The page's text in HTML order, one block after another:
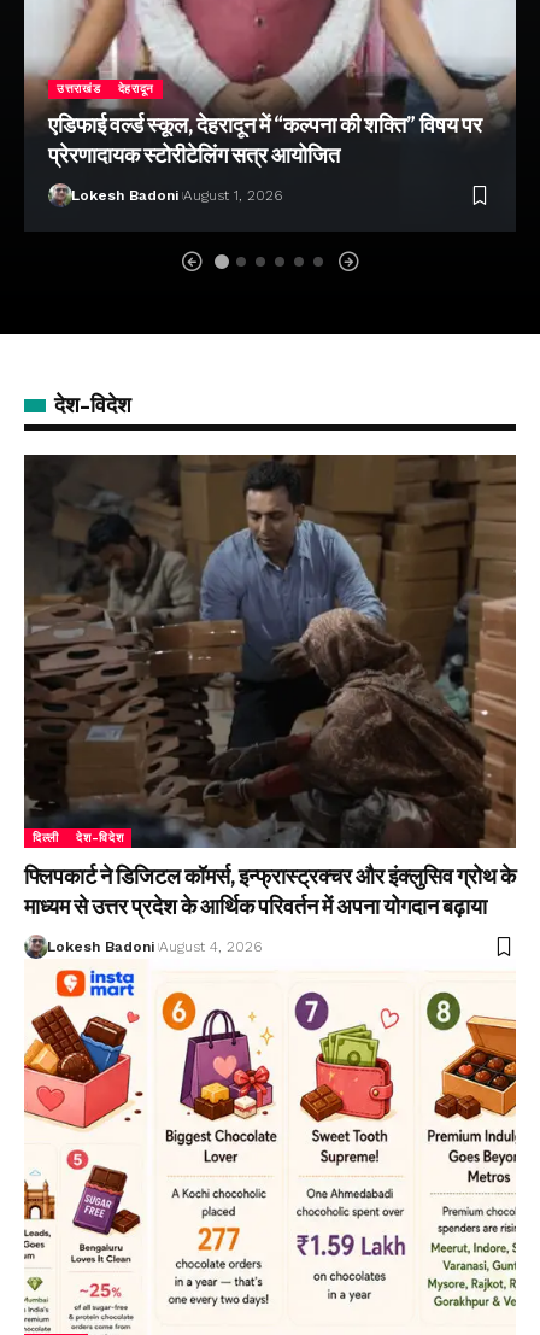
उत्तराखंड देहरादून
एडिफाई वर्ल्ड स्कूल, देहरादून में “कल्पना की शक्ति” विषय पर
प्रेरणादायक स्टोरीटेलिंग सत्र आयोजित
Lokesh Badoni August 1, 2026
देश-विदेश
दिल्ली देश-विदेश
फ्लिपकार्ट ने डिजिटल कॉमर्स, इन्फ्रास्ट्रक्चर और इंक्लुसिव ग्रोथ के
माध्यम से उत्तर प्रदेश के आर्थिक परिवर्तन में अपना योगदान बढ़ाया
Lokesh Badoni August 4, 2026